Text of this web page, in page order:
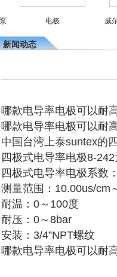
电极 威尔
新闻动态
哪款电导率电极可以耐
哪款电导率电极可以耐
中国台湾上泰suntex的
四极式电导率电极8-
四极式电导率电极系数
测量范围：10.00us/cm
耐温：0～100度
耐压：0～8bar
安装：3/4”NPT螺纹
哪款电导率电极可以耐